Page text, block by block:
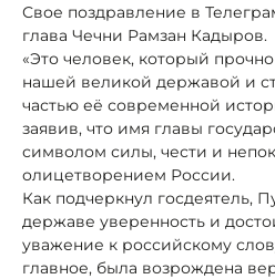
Свое поздравление в
глава Чечни Рамзан Кадыров.
«Это человек, который
нашей великой державой и
частью её современной
заявив, что имя главы
символом силы, чести и
олицетворением России.
Как подчеркнул госдеятель,
державе уверенность и
уважение к российскому
главное, была возрождена